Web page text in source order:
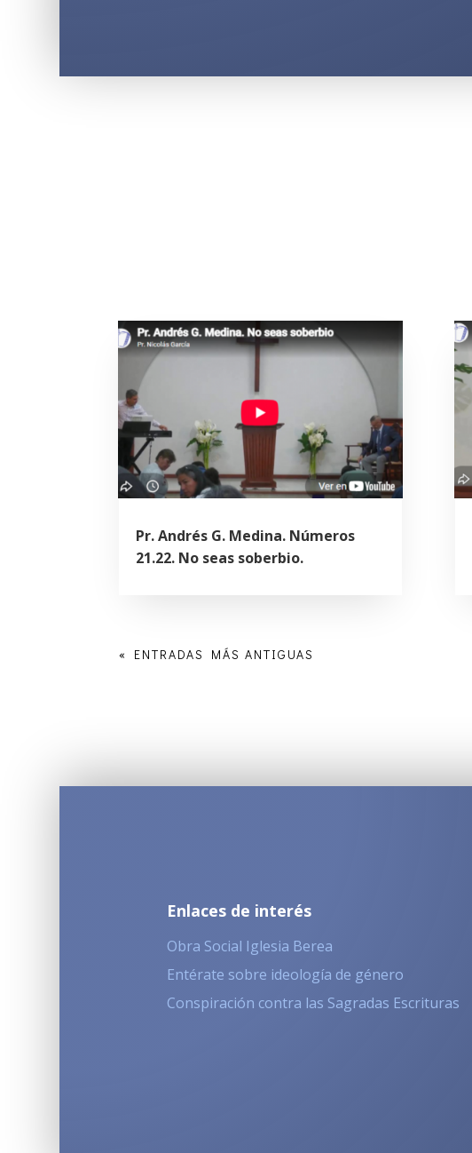
Pr. Andrés G. Medina. Números
21.22. No seas soberbio.
« ENTRADAS MÁS ANTIGUAS
Enlaces de interés
Obra Social Iglesia Berea
Entérate sobre ideología de género
Conspiración contra las Sagradas Escrituras